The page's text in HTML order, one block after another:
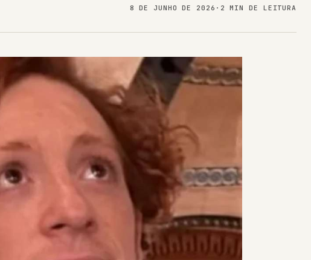
8 DE JUNHO DE 2026 · 2 MIN DE LEITURA